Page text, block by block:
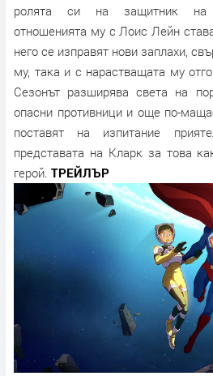
ролята си на защитник на
отношенията му с Лоис Лейн
него се изправят нови заплахи,
му, така и с нарастващата му
Сезонът разширява света на
опасни противници и още по-
поставят на изпитание
представата на Кларк за това
герой. ТРЕЙЛЪР